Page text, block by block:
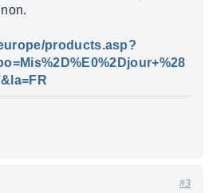
products.asp?
#3